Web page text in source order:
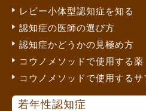
レビー小体型認知症を知る
認知症の医師の選び方
認知症かどうかの見極め方
コウノメソッドで使用する薬
コウノメソッドで使用するサ
若年性認知症